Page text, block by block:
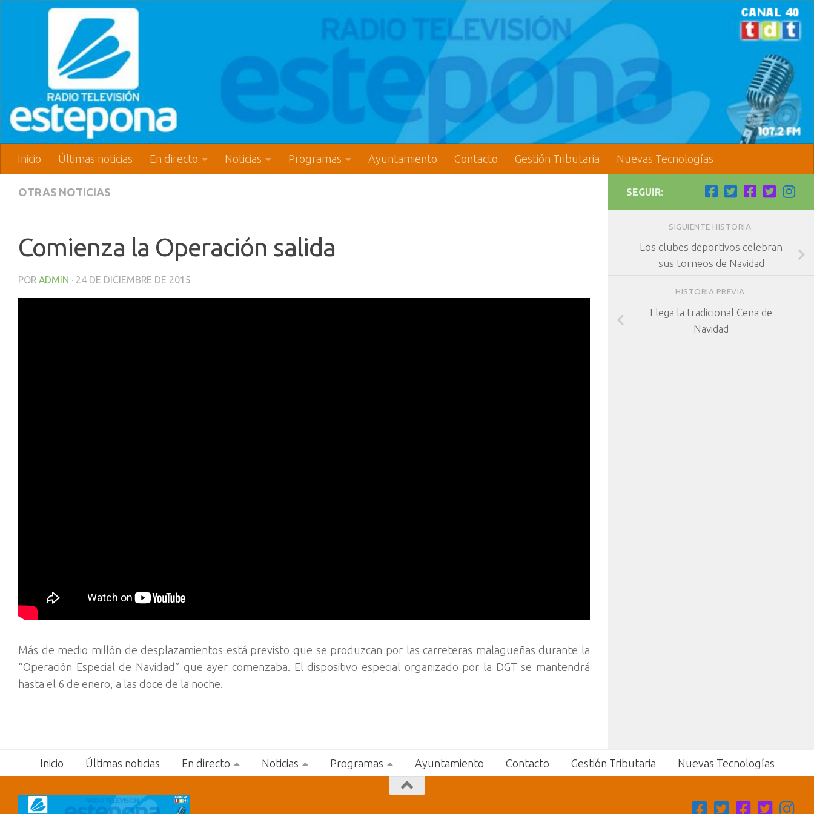
Inicio Últimas noticias En directo Noticias Programas Ayuntamiento Contacto Gestión Tributaria Nuevas Tecnologías
OTRAS NOTICIAS
Comienza la Operación salida
POR ADMIN · 24 DE DICIEMBRE DE 2015
Más de medio millón de desplazamientos está previsto que se produzcan por las carreteras malagueñas durante la
“Operación Especial de Navidad” que ayer comenzaba. El dispositivo especial organizado por la DGT se mantendrá
hasta el 6 de enero, a las doce de la noche.
SEGUIR:
SIGUIENTE HISTORIA
Los clubes deportivos celebran
sus torneos de Navidad
HISTORIA PREVIA
Llega la tradicional Cena de
Navidad
Inicio Últimas noticias En directo Noticias Programas Ayuntamiento Contacto Gestión Tributaria Nuevas Tecnologías